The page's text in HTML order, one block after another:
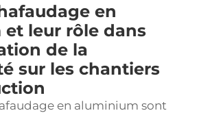
en
leur rôle dans
de la
sur les chantiers
en aluminium sont